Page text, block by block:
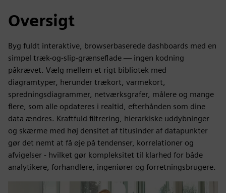
Oversigt
Byg fuldt interaktive, browserbaserede dashboards med en
simpel træk-og-slip-grænseflade — ingen kodning
påkrævet. Vælg mellem et rigt bibliotek med
diagramtyper, herunder trækort, varmekort,
spredningsdiagrammer, netværksgrafer, målere og mange
flere, som alle opdateres i realtid, efterhånden som dine
data ændres. Kraftfuld filtrering, hierarkiske uddybninger
og skærme med høj densitet af titusinder af datapunkter
gør det nemt at få øje på tendenser, korrelationer og
afvigelser - hvilket gør kompleksitet til klarhed for både
analytikere, forhandlere, ingeniører og forretningsbrugere.